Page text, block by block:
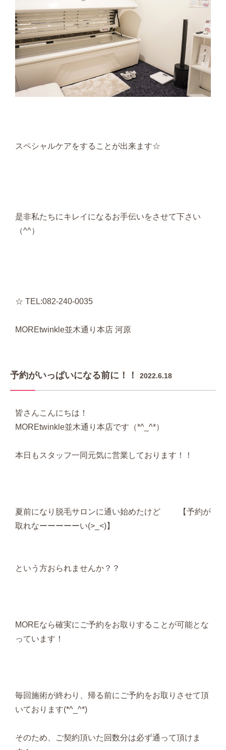
スペシャルケアをすることが出来ます☆
是非私たちにキレイになるお手伝いをさせて下さい
（^^）
☆ TEL:082-240-0035
MOREtwinkle並木通り本店 河原
予約がいっぱいになる前に！！ 2022.6.18
皆さんこんにちは！
MOREtwinkle並木通り本店です（*^_^*）
本日もスタッフ一同元気に営業しております！！
夏前になり脱毛サロンに通い始めたけど 【予約が
取れなーーーーーい(>_<)】
という方おられませんか？？
MOREなら確実にご予約をお取りすることが可能とな
っています！
毎回施術が終わり、帰る前にご予約をお取りさせて頂
いております(*^_^*)
そのため、ご契約頂いた回数分は必ず通って頂けま